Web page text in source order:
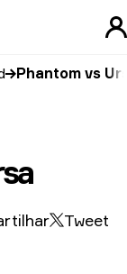
Phantom vs
Tweet